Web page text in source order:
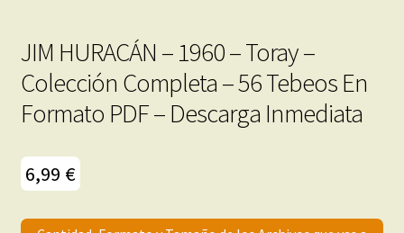
Adultos
Porno 3D
Inéditas
el
JIM HURACÁN – 1960 – Toray –
Colección Completa – 56 Tebeos En
Formato PDF – Descarga Inmediata
6,99 €